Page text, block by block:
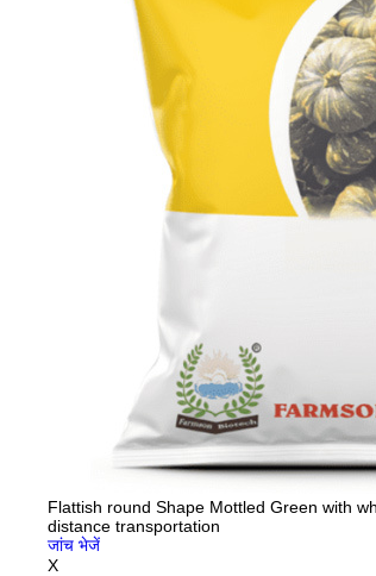
Flattish round Shape Mottled Green with
distance transportation
जांच भेजें
X